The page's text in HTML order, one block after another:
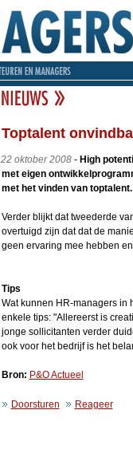
Toptalent
22 oktober 2008- High
met eigen
met het vinden van
Verder blijkt dat tweederde
overtuigd zijn dat dat de
geen ervaring mee hebben
Tips
Wat kunnen HR-managers in
enkele tips: "Allereerst is
jonge sollicitanten verder
ook voor het bedrijf is het
Bron: P&O Actueel
Doorsturen Reageer